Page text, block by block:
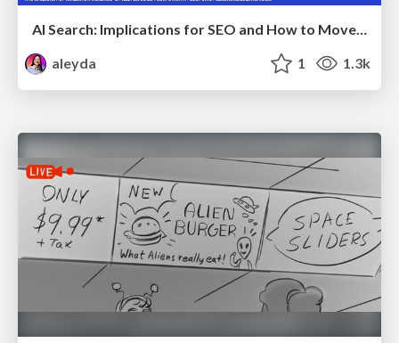
AI Search: Implications for SEO and How to Move Forward - #ShenzhenSEOConference
aleyda
1 1.3k